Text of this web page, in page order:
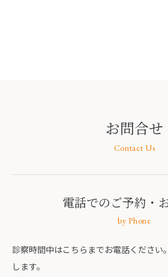
お問合せ
Contact Us
電話でのご予約 ・
by Phone
診察時間中はこちらまでお電話ください
します。